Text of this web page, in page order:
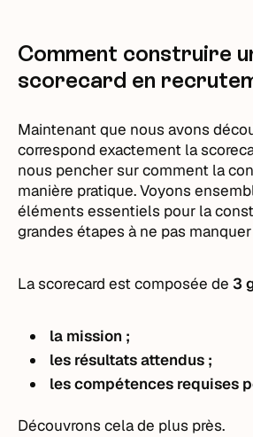
Comment construire
scorecard en
Maintenant que nous avons
correspond exactement la
nous pencher sur comment la
manière pratique. Voyons
éléments essentiels pour la
grandes étapes à ne pas manquer
La scorecard est composée de 3
la mission ;
les résultats attendus ;
les compétences requises
Découvrons cela de plus près.